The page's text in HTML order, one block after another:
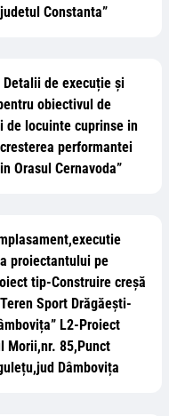
Constanta”
de execuție și
obiectivul de
de locuinte cuprinse in
performantei
Orasul Cernavoda”
proiectantului pe
tip-Construire creșă
Sport Drăgăești-
L2-Proiect
Morii,nr. 85,Punct
Dâmbovița